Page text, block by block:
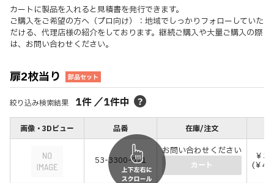
カートに製品を入れると見積書を発行できます。
ご購入をご希望の方へ（プロ向け）：地域でしっかりフォローしていた
だける、代理店様の紹介をしております。継続ご購入や大量ご購入の際
は、お問い合わせください。
扉2枚当り 部品セット
絞り込み検索結果 1件／1件中
画像・3Dビュー 品番 在庫/注文
53-3300-071
お問い合わせください
カート
￥
(￥